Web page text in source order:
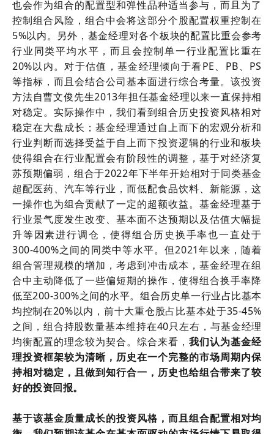
也会作为组合的配置型和弹性品种适当参与，而且为了
控制组合风险，组合中会将这部分个股配置权重控制在
5%以内。另外，基金经理对各个板块的配置比重会参考
行业同类平均水平，而且会控制单一行业配置比重在
20%以内。对于估值，基金经理倾向于看PE、PB、PS
等指标，而且会结合公司基本面进行综合考量。该投资
方法自曹文俊先生2013年担任基金经理以来一直保持相
对稳定。实际操作中，我们看到组合历史投资风格相对
稳定在大盘成长；基金经理通过自上而下的宏观分析和
行业判断而选择受益于自上而下投资逻辑的行业和板块
使得组合在行业配置会有阶段性的调整，基于对经济复
苏预期偏弱，组合于2022年下半年开始相对于同类基金
超配医药、汽车等行业，而低配食品饮料、新能源，这
一操作也为组合贡献了一定的超额收益。基金经理基于
行业景气度发生改变、基本面不达预期以及估值大幅提
升等因素进行调仓，使得组合历史换手率也一直处于
300-400%之间的同类中等水平。但2021年以来，随着
组合管理规模的增加，考虑到冲击成本，基金经理在组
合中主动降低了一些偏短期的操作，使得组合换手率降
低至200-300%之间的水平。组合历史单一行业占比基本
均控制在20%以内，前十大重仓股占比基本处于35-45%
之间，组合持股数量基本维持在40只左右，与基金经理
均衡配置的理念较为契合。综合来看，我们认为基金经
理投资框架较为清晰，历史在一个完整的市场周期内保
持相对稳定，且做到知行合一，历史也给组合带来了较
好的投资回报。
基于该基金质量成长的投资风格，而且组合配置相对均